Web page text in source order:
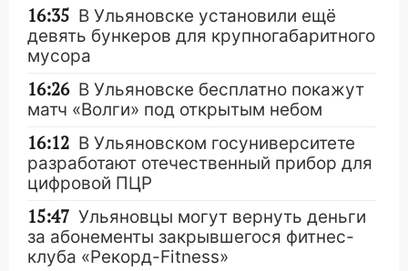
16:35 В Ульяновске установили ещё
девять бункеров для крупногабаритного
мусора
16:26 В Ульяновске бесплатно покажут
матч «Волги» под открытым небом
16:12 В Ульяновском госуниверситете
разработают отечественный прибор для
цифровой ПЦР
15:47 Ульяновцы могут вернуть деньги
за абонементы закрывшегося фитнес-
клуба «Рекорд-Fitness»